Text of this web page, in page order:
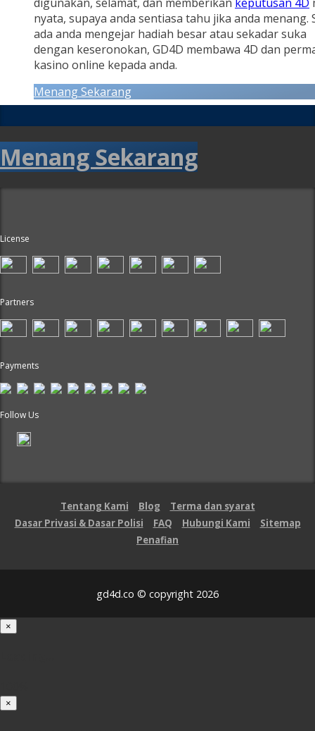
nyata, supaya anda sentiasa tahu jika anda menang.
ada anda mengejar hadiah besar atau sekadar suka
dengan keseronokan, GD4D membawa 4D dan
kasino online kepada anda.
Menang Sekarang
Menang Sekarang
License
Partners
Payments
Follow Us
Tentang Kami Blog
Terma dan syarat
Dasar Privasi & Dasar Polisi
FAQ Hubungi Kami
Sitemap
Penafian
gd4d.co © copyright 2026
×
×